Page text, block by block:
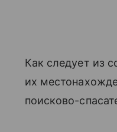
Как следует из
их
поисково-